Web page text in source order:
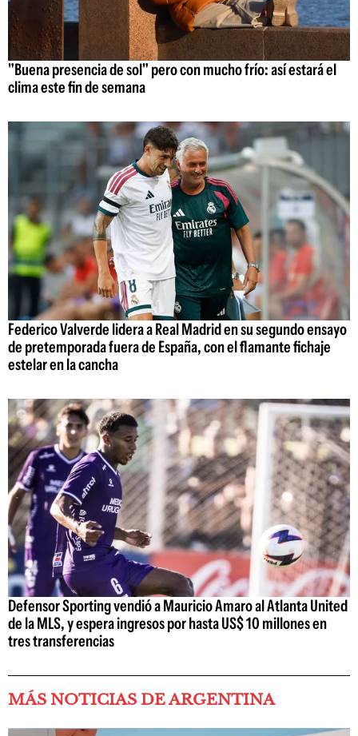
"Buena presencia de sol" pero con mucho frío: así estará el
clima este fin de semana
Federico Valverde lidera a Real Madrid en su segundo ensayo
de pretemporada fuera de España, con el flamante fichaje
estelar en la cancha
Defensor Sporting vendió a Mauricio Amaro al Atlanta United
de la MLS, y espera ingresos por hasta US$ 10 millones en
tres transferencias
MÁS NOTICIAS DE ARGENTINA